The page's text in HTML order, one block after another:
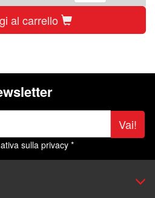
al carrello
Vai!
sulla privacy *